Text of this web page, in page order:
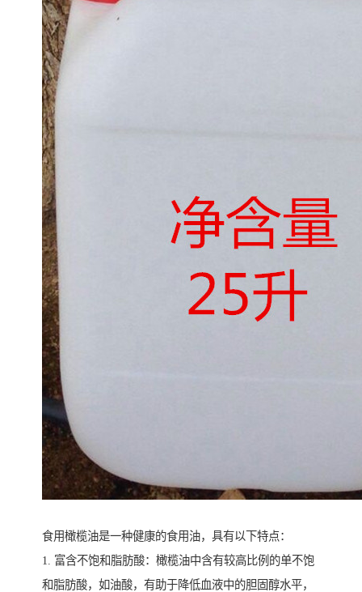
食用橄榄油是一种健康的食用油，具有以下特点：
1. 富含不饱和脂肪酸：橄榄油中含有较高比例的单不饱
和脂肪酸，如油酸，有助于降低血液中的胆固醇水平，